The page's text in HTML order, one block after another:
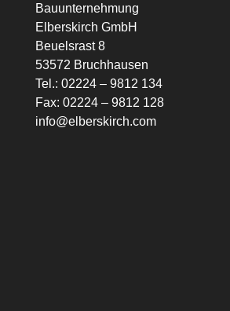
Bauunternehmung
Elberskirch GmbH
Beuelsrast 8
53572 Bruchhausen
Tel.: 02224 – 9812 134
Fax: 02224 – 9812 128
info@elberskirch.com